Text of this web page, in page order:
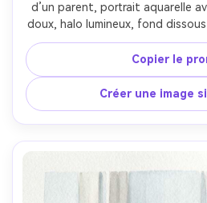
d’un parent, portrait aquarelle
doux, halo lumineux, fond
bouche détaillés, nuances de
intime, ambiance
d’anniversaire encadrée, objectif
de champ --
Copier le
Créer une image